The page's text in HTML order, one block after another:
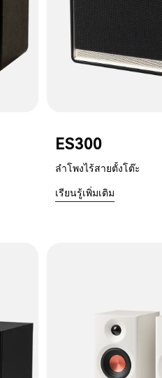
ES300
ลำโพงไร้สายตั้งโต๊ะ
เรียนรู้เพิ่มเติม